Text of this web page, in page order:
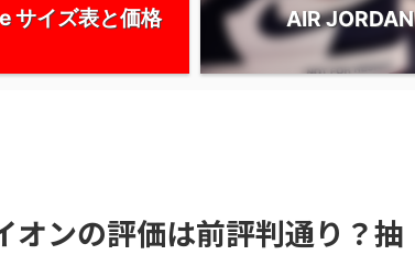
サイズ表と価格 AIR JORDAN
オンの評価は前評判通り？抽